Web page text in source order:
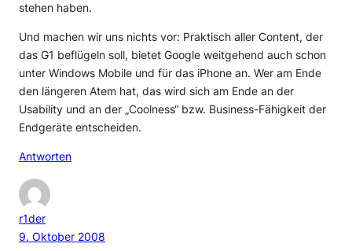
stehen haben.
Und machen wir uns nichts vor: Praktisch aller Content, der
das G1 beflügeln soll, bietet Google weitgehend auch schon
unter Windows Mobile und für das iPhone an. Wer am Ende
den längeren Atem hat, das wird sich am Ende an der
Usability und an der „Coolness“ bzw. Business-Fähigkeit der
Endgeräte entscheiden.
Antworten
r1der
9. Oktober 2008